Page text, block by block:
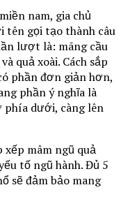
nam, gia chủ
tên gọi tạo thành câu
lượt là: mãng cầu
quả xoài. Cách sắp
phần đơn giản hơn,
phần ý nghĩa là
dưới, càng lên
xếp mâm ngũ quả
tố ngũ hành. Đủ 5
sẽ đảm bảo mang